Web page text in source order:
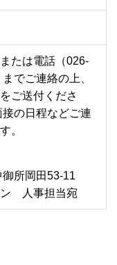
または電話（026-
でご連絡の上、
ご送付くださ
の日程などご連
。
所岡田53-11
ン 人事担当宛